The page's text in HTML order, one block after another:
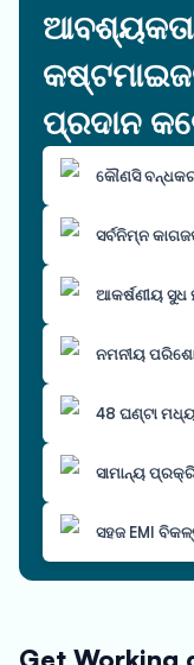
ପ୍ରଦାନ
କୌଣସି
ସର୍ବନିମ୍ନ
ଆକର୍ଷଣୀୟ ସୁଧ
ନମନୀୟ
48 ଘଣ୍ଟା
ସାମାନ୍ୟ
ସହଜ EMI
Get Working